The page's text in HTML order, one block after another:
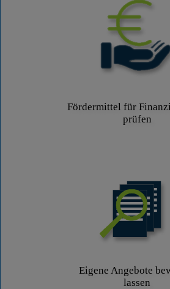
Fördermittel für
prüfen
Eigene Angebote
lassen